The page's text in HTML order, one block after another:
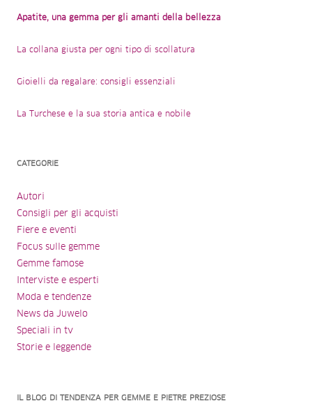
Apatite, una gemma per gli amanti della bellezza
La collana giusta per ogni tipo di scollatura
Gioielli da regalare: consigli essenziali
La Turchese e la sua storia antica e nobile
CATEGORIE
Autori
Consigli per gli acquisti
Fiere e eventi
Focus sulle gemme
Gemme famose
Interviste e esperti
Moda e tendenze
News da Juwelo
Speciali in tv
Storie e leggende
IL BLOG DI TENDENZA PER GEMME E PIETRE PREZIOSE